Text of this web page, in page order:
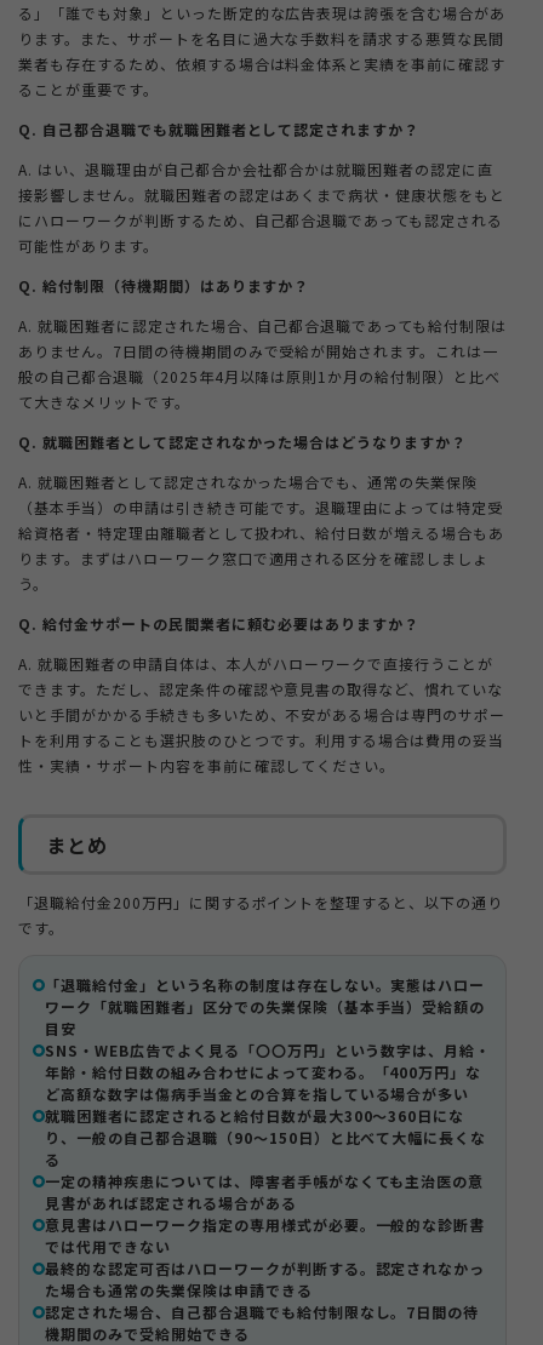
る」「誰でも対象」といった断定的な広告表現は誇張を含む場合があ
ります。また、サポートを名目に過大な手数料を請求する悪質な民間
業者も存在するため、依頼する場合は料金体系と実績を事前に確認す
ることが重要です。
Q. 自己都合退職でも就職困難者として認定されますか？
A. はい、退職理由が自己都合か会社都合かは就職困難者の認定に直
接影響しません。就職困難者の認定はあくまで病状・健康状態をもと
にハローワークが判断するため、自己都合退職であっても認定される
可能性があります。
Q. 給付制限（待機期間）はありますか？
A. 就職困難者に認定された場合、自己都合退職であっても給付制限は
ありません。7日間の待機期間のみで受給が開始されます。これは一
般の自己都合退職（2025年4月以降は原則1か月の給付制限）と比べ
て大きなメリットです。
Q. 就職困難者として認定されなかった場合はどうなりますか？
A. 就職困難者として認定されなかった場合でも、通常の失業保険
（基本手当）の申請は引き続き可能です。退職理由によっては特定受
給資格者・特定理由離職者として扱われ、給付日数が増える場合もあ
ります。まずはハローワーク窓口で適用される区分を確認しましょ
う。
Q. 給付金サポートの民間業者に頼む必要はありますか？
A. 就職困難者の申請自体は、本人がハローワークで直接行うことが
できます。ただし、認定条件の確認や意見書の取得など、慣れていな
いと手間がかかる手続きも多いため、不安がある場合は専門のサポー
トを利用することも選択肢のひとつです。利用する場合は費用の妥当
性・実績・サポート内容を事前に確認してください。
まとめ
「退職給付金200万円」に関するポイントを整理すると、以下の通り
です。
「退職給付金」という名称の制度は存在しない。実態はハロー
ワーク「就職困難者」区分での失業保険（基本手当）受給額の
目安
SNS・WEB広告でよく見る「〇〇万円」という数字は、月給・
年齢・給付日数の組み合わせによって変わる。「400万円」な
ど高額な数字は傷病手当金との合算を指している場合が多い
就職困難者に認定されると給付日数が最大300〜360日にな
り、一般の自己都合退職（90〜150日）と比べて大幅に長くな
る
一定の精神疾患については、障害者手帳がなくても主治医の意
見書があれば認定される場合がある
意見書はハローワーク指定の専用様式が必要。一般的な診断書
では代用できない
最終的な認定可否はハローワークが判断する。認定されなかっ
た場合も通常の失業保険は申請できる
認定された場合、自己都合退職でも給付制限なし。7日間の待
機期間のみで受給開始できる